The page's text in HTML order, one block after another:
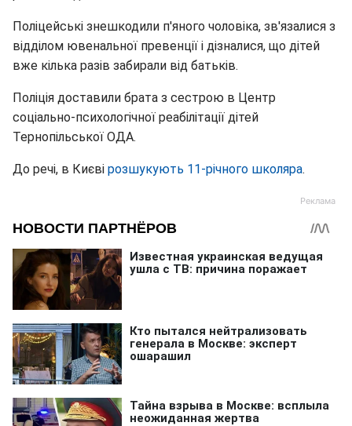
Поліцейські знешкодили п'яного чоловіка, зв'язалися з
відділом ювенальної превенції і дізналися, що дітей
вже кілька разів забирали від батьків.
Поліція доставили брата з сестрою в Центр
соціально-психологічної реабілітації дітей
Тернопільської ОДА.
До речі, в Києві розшукують 11-річного школяра.